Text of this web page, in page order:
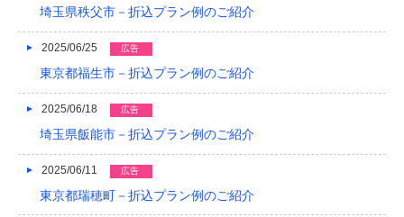
2017/03
2017/02
2017/01
2016/12
埼玉県秩父市－折込プラン例のご紹介
2025/06/25 広告
東京都福生市－折込プラン例のご紹介
2025/06/18 広告
埼玉県飯能市－折込プラン例のご紹介
2025/06/11 広告
東京都瑞穂町－折込プラン例のご紹介